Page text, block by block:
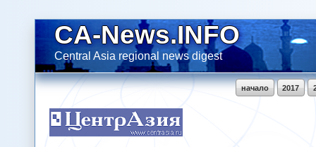
CA-News.INFO
Central Asia regional news digest
2017
начало